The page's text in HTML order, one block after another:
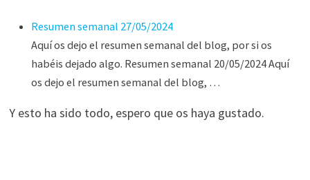
Resumen semanal 27/05/2024
Aquí os dejo el resumen semanal del blog, por si os
habéis dejado algo. Resumen semanal 20/05/2024 Aquí
os dejo el resumen semanal del blog, …
Y esto ha sido todo, espero que os haya gustado.